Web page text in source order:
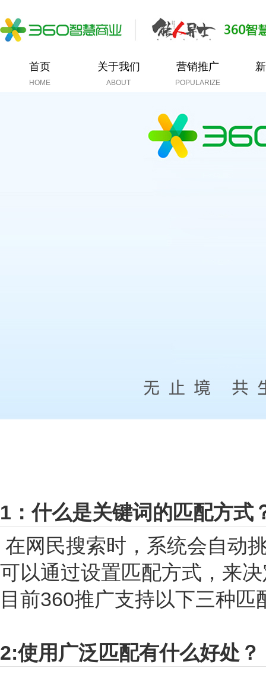
首页
HOME
关于我们
ABOUT
营销推广
POPULARIZE
1：什么是关键词的匹配方式
在网民搜索时，系统会自动
可以通过设置匹配方式，来
目前360推广支持以下三种
2:使用广泛匹配有什么好处？